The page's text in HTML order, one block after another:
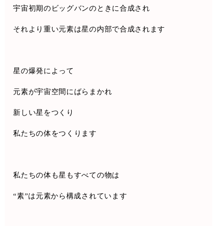
宇宙初期のビッグバンのときに合成され
それより重い元素は星の内部で合成されます
星の爆発によって
元素が宇宙空間にばらまかれ
新しい星をつくり
私たちの体をつくります
私たちの体も星もすべての物は
“素”は元素から構成されています